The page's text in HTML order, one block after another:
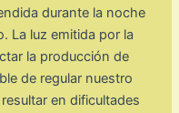
durante la noche
La luz emitida por la
la producción de
de regular nuestro
en dificultades